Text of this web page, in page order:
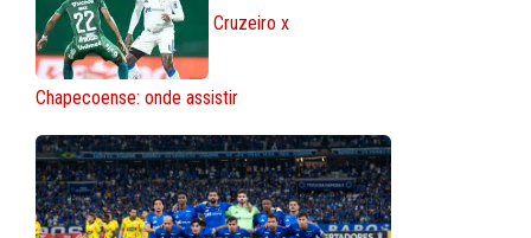
Cruzeiro x
Chapecoense: onde assistir